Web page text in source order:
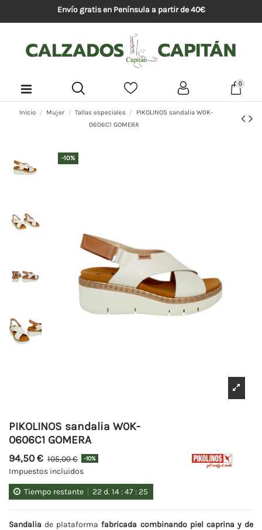
Envío gratis en Península a partir de 40€
0
Inicio Mujer Tallas especiales
PIKOLINOS sandalia W0K-
0606C1 GOMERA
-10%
PIKOLINOS sandalia W0K-
0606C1 GOMERA
94,50 € 105,00 € -10%
Impuestos incluidos
Tiempo restante 22d. 14 :47 : 25
Sandalia de plataformafabricada combinando piel caprina y de